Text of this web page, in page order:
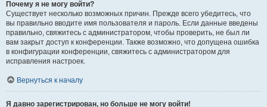
Почему я не могу войти?
Существует несколько возможных причин. Прежде всего убедитесь, что
вы правильно вводите имя пользователя и пароль. Если данные введены
правильно, свяжитесь с администратором, чтобы проверить, не был ли
вам закрыт доступ к конференции. Также возможно, что допущена ошибка
в конфигурации конференции, свяжитесь с администратором для
исправления настроек.
Вернуться к началу
Я давно зарегистрирован, но больше не могу войти!